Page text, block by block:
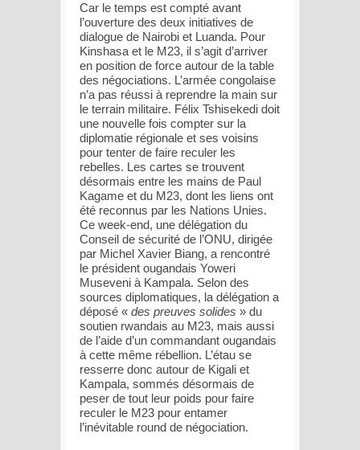
Car le temps est compté avant
l’ouverture des deux initiatives de
dialogue de Nairobi et Luanda. Pour
Kinshasa et le M23, il s’agit d’arriver
en position de force autour de la table
des négociations. L’armée congolaise
n’a pas réussi à reprendre la main sur
le terrain militaire. Félix Tshisekedi doit
une nouvelle fois compter sur la
diplomatie régionale et ses voisins
pour tenter de faire reculer les
rebelles. Les cartes se trouvent
désormais entre les mains de Paul
Kagame et du M23, dont les liens ont
été reconnus par les Nations Unies.
Ce week-end, une délégation du
Conseil de sécurité de l’ONU, dirigée
par Michel Xavier Biang, a rencontré
le président ougandais Yoweri
Museveni à Kampala. Selon des
sources diplomatiques, la délégation a
déposé « des preuves solides » du
soutien rwandais au M23, mais aussi
de l’aide d’un commandant ougandais
à cette même rébellion. L’étau se
resserre donc autour de Kigali et
Kampala, sommés désormais de
peser de tout leur poids pour faire
reculer le M23 pour entamer
l’inévitable round de négociation.